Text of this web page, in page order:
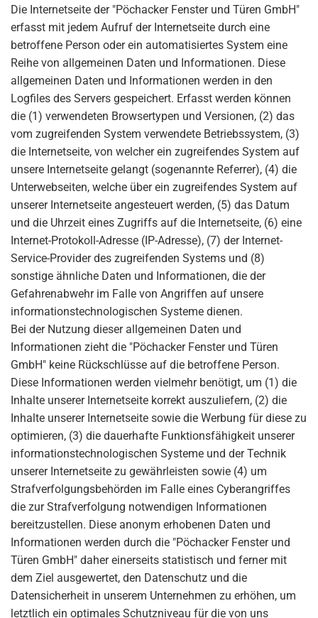
Die Internetseite der "Pöchacker Fenster und Türen GmbH"
erfasst mit jedem Aufruf der Internetseite durch eine
betroffene Person oder ein automatisiertes System eine
Reihe von allgemeinen Daten und Informationen. Diese
allgemeinen Daten und Informationen werden in den
Logfiles des Servers gespeichert. Erfasst werden können
die (1) verwendeten Browsertypen und Versionen, (2) das
vom zugreifenden System verwendete Betriebssystem, (3)
die Internetseite, von welcher ein zugreifendes System auf
unsere Internetseite gelangt (sogenannte Referrer), (4) die
Unterwebseiten, welche über ein zugreifendes System auf
unserer Internetseite angesteuert werden, (5) das Datum
und die Uhrzeit eines Zugriffs auf die Internetseite, (6) eine
Internet-Protokoll-Adresse (IP-Adresse), (7) der Internet-
Service-Provider des zugreifenden Systems und (8)
sonstige ähnliche Daten und Informationen, die der
Gefahrenabwehr im Falle von Angriffen auf unsere
informationstechnologischen Systeme dienen.
Bei der Nutzung dieser allgemeinen Daten und
Informationen zieht die "Pöchacker Fenster und Türen
GmbH" keine Rückschlüsse auf die betroffene Person.
Diese Informationen werden vielmehr benötigt, um (1) die
Inhalte unserer Internetseite korrekt auszuliefern, (2) die
Inhalte unserer Internetseite sowie die Werbung für diese zu
optimieren, (3) die dauerhafte Funktionsfähigkeit unserer
informationstechnologischen Systeme und der Technik
unserer Internetseite zu gewährleisten sowie (4) um
Strafverfolgungsbehörden im Falle eines Cyberangriffes
die zur Strafverfolgung notwendigen Informationen
bereitzustellen. Diese anonym erhobenen Daten und
Informationen werden durch die "Pöchacker Fenster und
Türen GmbH" daher einerseits statistisch und ferner mit
dem Ziel ausgewertet, den Datenschutz und die
Datensicherheit in unserem Unternehmen zu erhöhen, um
letztlich ein optimales Schutzniveau für die von uns